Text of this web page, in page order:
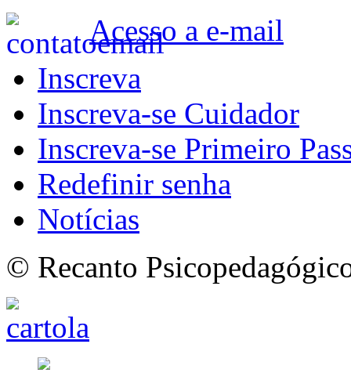
Acesso a e-mail
Inscreva
Inscreva-se Cuidador
Inscreva-se Primeiro
Redefinir senha
Notícias
© Recanto